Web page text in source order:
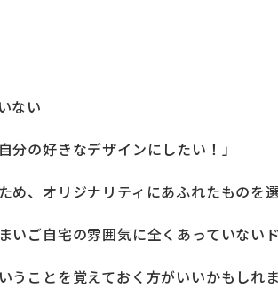
ない
の好きなデザインにしたい！」
め、オリジナリティにあふれたものを
いご自宅の雰囲気に全くあっていない
ことを覚えておく方がいいかもしれま